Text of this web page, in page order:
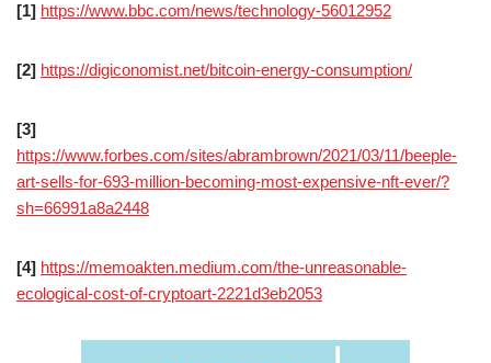
[1] https://www.bbc.com/news/technology-56012952
[2] https://digiconomist.net/bitcoin-energy-consumption/
[3]
https://www.forbes.com/sites/abrambrown/2021/03/11/beeple-
art-sells-for-693-million-becoming-most-expensive-nft-ever/?
sh=66991a8a2448
[4] https://memoakten.medium.com/the-unreasonable-
ecological-cost-of-cryptoart-2221d3eb2053